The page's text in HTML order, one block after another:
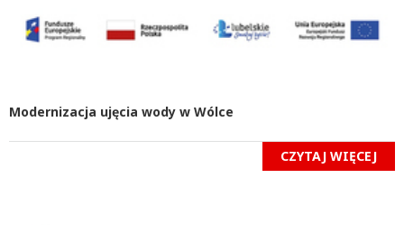
Modernizacja ujęcia wody w Wólce
CZYTAJ WIĘCEJ